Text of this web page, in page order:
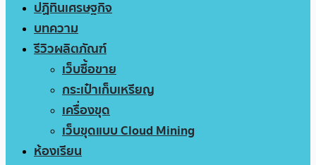
ปฏิทินเศรษฐกิจ
บทความ
รีวิวผลิตภัณฑ์
เว็บซื้อขาย
กระเป๋าเก็บเหรียญ
เครื่องขุด
เว็บขุดแบบ Cloud Mining
ห้องเรียน